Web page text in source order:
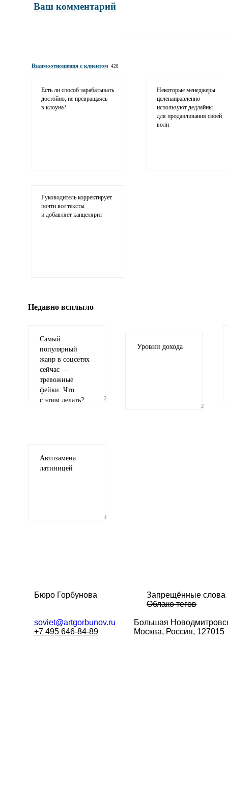
Ваш комментарий
Взаимоотношения с клиентом 428
Есть ли способ зарабатывать
достойно, не превращаясь
в клоуна?
Некоторые менеджеры
целенаправленно
используют дедлайны
для продавливания своей
воли
Руководитель корректирует
почти все тексты
и добавляет канцелярит
Недавно всплыло
Самый
популярный
жанр в соцсетях
сейчас —
тревожные
фейки. Что
с этим делать?
2
Уровни дохода
2
Автозамена
латиницей
4
Бюро Горбунова
Запрещённые слова
Облако тегов
soviet@artgorbunov.ru
+7 495 646-84-89
Большая
Москва, Россия, 127015